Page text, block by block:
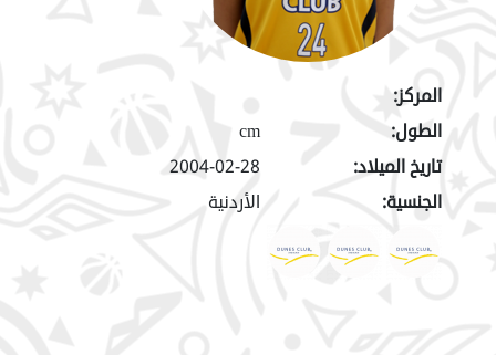
المركز:
الطول:
cm
تاريخ الميلاد:
2004-02-28
الجنسية:
الأردنية